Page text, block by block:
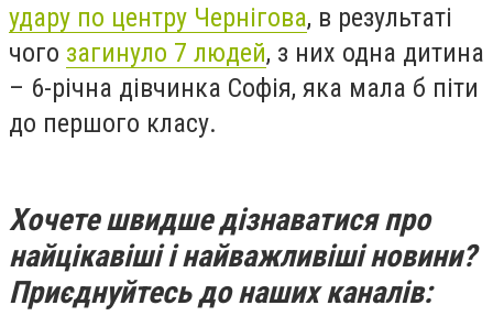
удару по центру Чернігова, в результаті
чого загинуло 7 людей, з них одна дитина
– 6-річна дівчинка Софія, яка мала б піти
до першого класу.
Хочете швидше дізнаватися про
найцікавіші і найважливіші новини?
Приєднуйтесь до наших каналів: